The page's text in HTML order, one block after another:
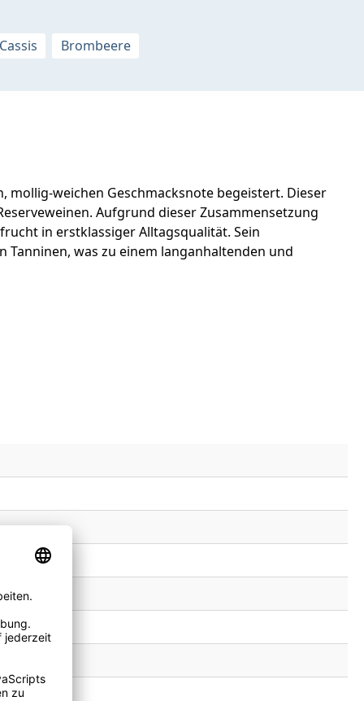
Brombeere
weichen Geschmacksnote begeistert. Dieser
Aufgrund dieser Zusammensetzung
in erstklassiger Alltagsqualität. Sein
was zu einem langanhaltenden und